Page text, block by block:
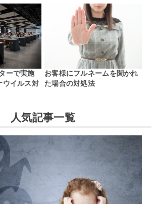
ーで実施
ウイルス対
お客様にフルネームを聞かれ
た場合の対処法
人気記事一覧